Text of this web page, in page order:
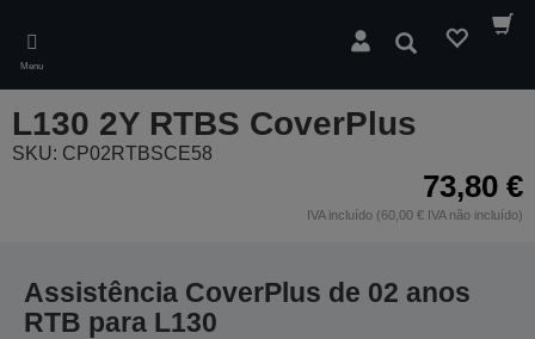
main
content
Menu
Pesquisar
L130 2Y RTBS CoverPlus
SKU: CP02RTBSCE58
73,80 €
IVA incluído (60,00 € IVA não incluído)
Assistência CoverPlus de 02 anos
RTB para L130